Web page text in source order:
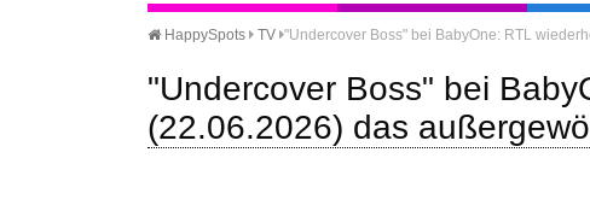
HappySpots TV "Undercover Boss" bei BabyOne: RTL
"Undercover Boss" bei
(22.06.2026) das